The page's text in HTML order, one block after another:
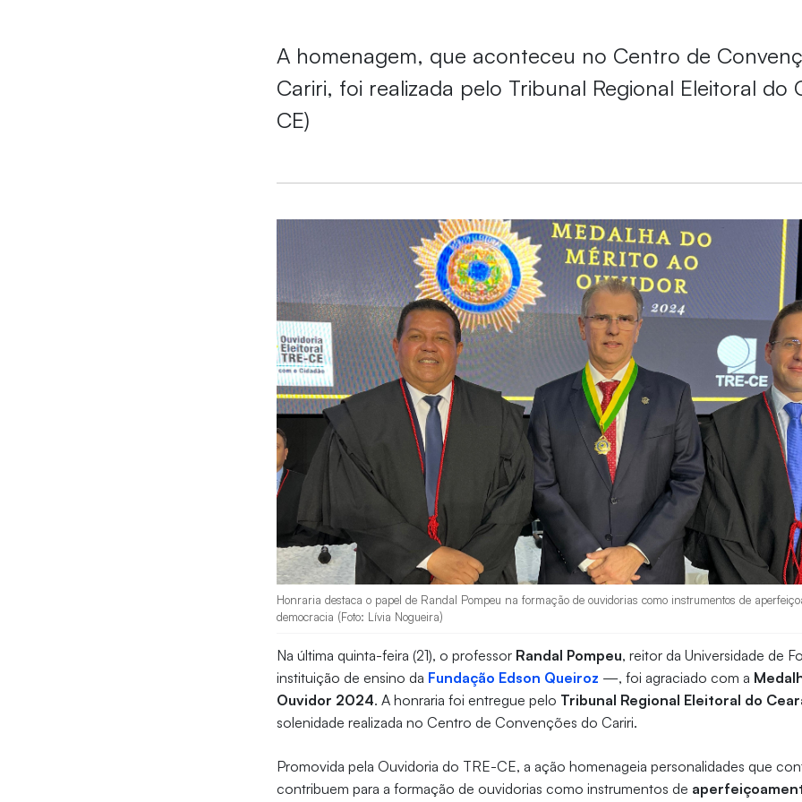
A homenagem, que aconteceu no Centro de
Cariri, foi realizada pelo Tribunal Regional Eleitoral do
CE)
Honraria destaca o papel de Randal Pompeu na formação de ouvidorias como instrumentos de
democracia (Foto: Lívia Nogueira)
Na última quinta-feira (21), o professor Randal Pompeu, reitor da Universidade de
instituição de ensino da Fundação Edson Queiroz —, foi agraciado com a
Ouvidor 2024. A honraria foi entregue pelo Tribunal Regional Eleitoral do
solenidade realizada no Centro de Convenções do Cariri.
Promovida pela Ouvidoria do TRE-CE, a ação homenageia personalidades que
contribuem para a formação de ouvidorias como instrumentos de